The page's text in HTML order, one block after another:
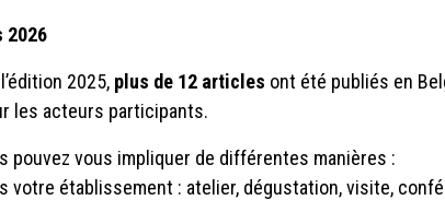
2026
2025, plus de 12 articles ont été publiés en
les acteurs participants.
pouvez vous impliquer de différentes manières :
votre établissement : atelier, dégustation, visite,